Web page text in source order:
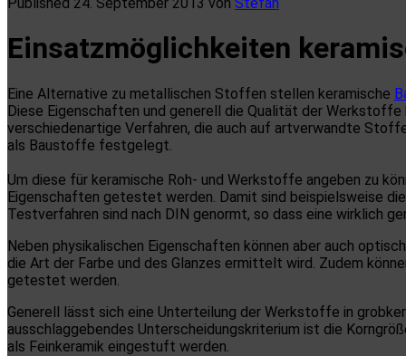
Einsatzmöglichkeiten
Eine Alternative zu metallischen Stoffen stellen keramische
Diese Eigenschaften und generell die Qualität der Werkstoffe
verschiedenartige Verfahren, die auch auf artverwandte
als Baustoffe festgelegt.
Um diese für keramische Roh- und Werkstoffe angeben zu
Eigenschaften getestet werden. Damit sind beispielsweise die
Testverfahren sind nach DIN genormt, so dass eine wirklich
Neben physikalischen Eigenschaften können aber auch
die Art der Farbe und des Glanzes ermittelt wird. Zudem
getestet werden.
Generell lässt sich eine Unterteilung der Werkstoffe in
ausschlaggebendes Unterscheidungskriterium ist die
als Feinkeramik eingestuft werden.